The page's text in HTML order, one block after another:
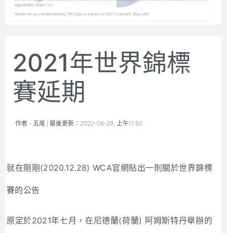
2021年世界錦標
賽延期
作者 - 五尾 | 最後更新： 2022-06-29, 上午11:50
就在剛剛(2020.12.28) WCA官網貼出一則關於世界錦標
賽的公告
原定於2021年七月，在尼德蘭(荷蘭) 阿姆斯特丹舉辦的